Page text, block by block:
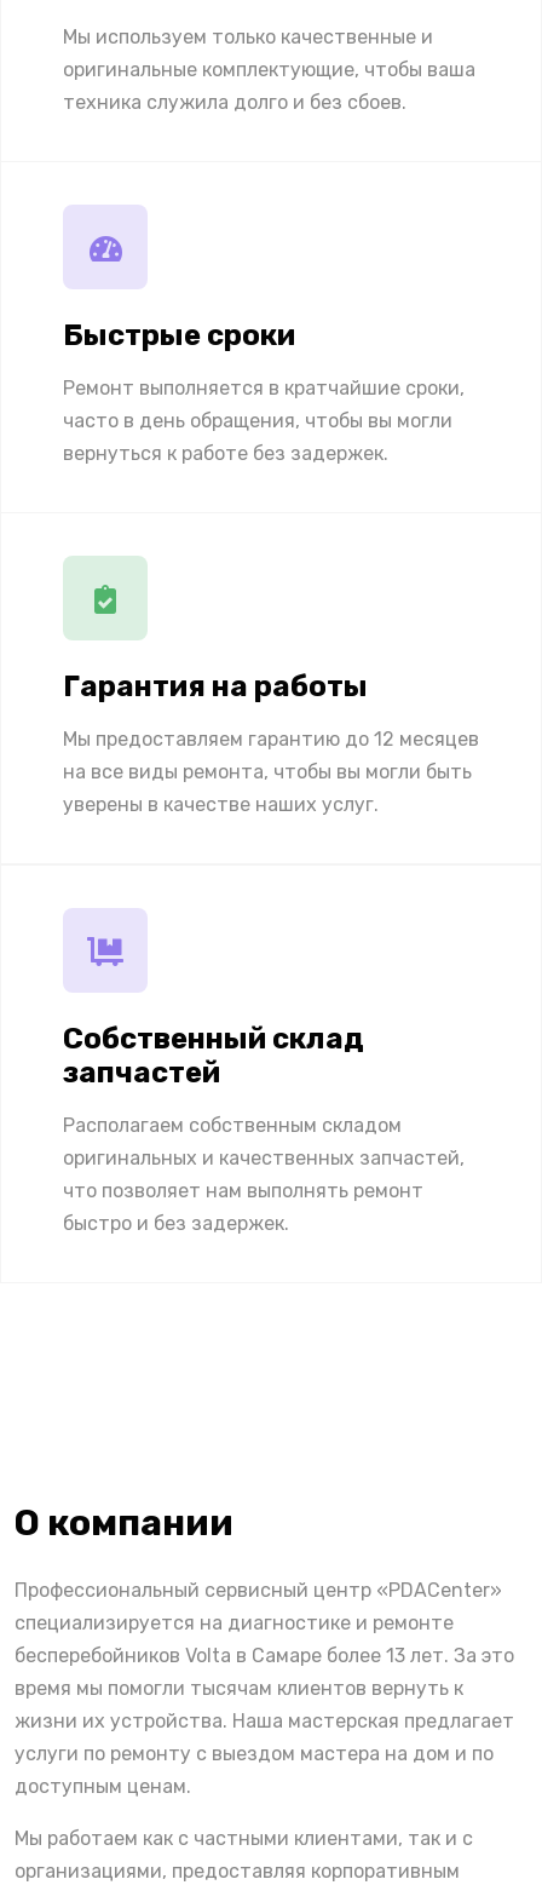
Мы используем только качественные и
оригинальные комплектующие, чтобы ваша
техника служила долго и без сбоев.
Быстрые сроки
Ремонт выполняется в кратчайшие сроки,
часто в день обращения, чтобы вы могли
вернуться к работе без задержек.
Гарантия на работы
Мы предоставляем гарантию до 12 месяцев
на все виды ремонта, чтобы вы могли быть
уверены в качестве наших услуг.
Собственный склад
запчастей
Располагаем собственным складом
оригинальных и качественных запчастей,
что позволяет нам выполнять ремонт
быстро и без задержек.
О компании
Профессиональный сервисный центр «PDACenter»
специализируется на диагностике и ремонте
бесперебойников Volta в Самаре более 13 лет. За это
время мы помогли тысячам клиентов вернуть к
жизни их устройства. Наша мастерская предлагает
услуги по ремонту с выездом мастера на дом и по
доступным ценам.
Мы работаем как с частными клиентами, так и с
организациями, предоставляя корпоративным